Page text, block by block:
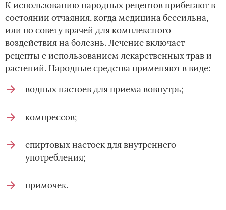
К использованию народных рецептов прибегают в
состоянии отчаяния, когда медицина бессильна,
или по совету врачей для комплексного
воздействия на болезнь. Лечение включает
рецепты с использованием лекарственных трав и
растений. Народные средства применяют в виде:
водных настоев для приема вовнутрь;
компрессов;
спиртовых настоек для внутреннего
употребления;
примочек.